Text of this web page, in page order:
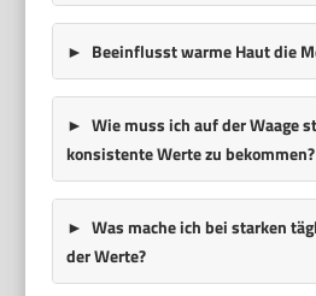
Beeinflusst warme Haut die
Wie muss ich auf der Waage
konsistente Werte zu bekommen?
Was mache ich bei starken
der Werte?